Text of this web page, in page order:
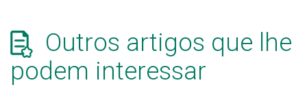
Outros artigos que lhe
podem interessar